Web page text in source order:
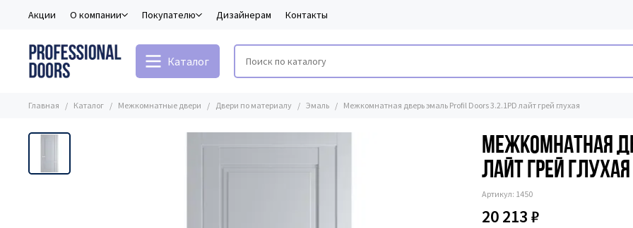
Акции О компании Покупателю Дизайнерам Контакты
Каталог
Главная Каталог Межкомнатные двери Двери по материалу Эмаль Межкомнатная дверь эмаль Profil Doors 3.2.1PD лайт грей глухая
Межкомнатная
лайт грей глухая
Артикул: 1450
20 213 ₽